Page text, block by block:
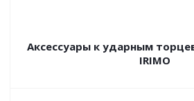
Аксессуары к ударным
IRIMO